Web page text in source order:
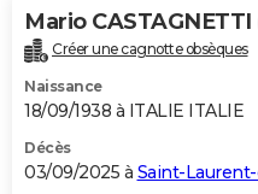
Mario CASTAGNETTI
Créer une cagnotte obsèques
Naissance
18/09/1938 à ITALIE ITALIE
Décès
03/09/2025 à Saint-